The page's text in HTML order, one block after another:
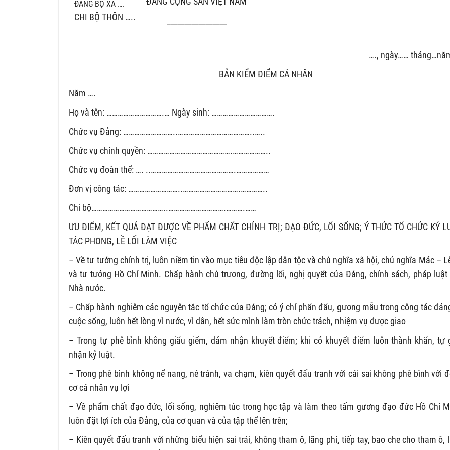
ĐẢNG BỘ XÃ ….
CHI BỘ THÔN …..
…., ngày……
BẢN KIỂM ĐIỂM CÁ NHÂN
Năm ….
Họ và tên: ………………………….… Ngày sinh: …………………………….
Chức vụ Đảng: ………………………..…………………………………..…..
Chức vụ chính quyền: ……………………………………….………………..
Chức vụ đoàn thể: …. ..……………………………………….………………
Đơn vị công tác: ………………………..………………………….…………..
Chi bộ…………………………………..………………………….……….……
ƯU ĐIỂM, KẾT QUẢ ĐẠT ĐƯỢC VỀ PHẨM CHẤT CHÍNH TRỊ; ĐẠO ĐỨC, LỐI SỐNG; Ý THỨC TỔ CHỨC KỶ
TÁC PHONG, LỀ LỐI LÀM VIỆC
– Về tư tưởng chính trị, luôn niềm tin vào mục tiêu độc lập dân tộc và chủ nghĩa xã hội, chủ nghĩa Mác –
và tư tưởng Hồ Chí Minh. Chấp hành chủ trương, đường lối, nghị quyết của Đảng, chính sách, pháp luật
Nhà nước.
– Chấp hành nghiêm các nguyên tắc tổ chức của Đảng; có ý chí phấn đấu, gương mẫu trong công tác
cuộc sống, luôn hết lòng vì nước, vì dân, hết sức mình làm tròn chức trách, nhiệm vụ được giao
– Trong tự phê bình không giấu giếm, dám nhận khuyết điểm; khi có khuyết điểm luôn thành khẩn, tự
nhận kỷ luật.
– Trong phê bình không nể nang, né tránh, va chạm, kiên quyết đấu tranh với cái sai không phê bình với
cơ cá nhân vụ lợi
– Về phẩm chất đạo đức, lối sống, nghiêm túc trong học tập và làm theo tấm gương đạo đức Hồ Chí
luôn đặt lợi ích của Đảng, của cơ quan và của tập thể lên trên;
– Kiên quyết đấu tranh với những biểu hiện sai trái, không tham ô, lãng phí, tiếp tay, bao che cho tham ô,